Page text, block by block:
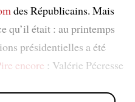
des Républicains. Mais
qu’il était : au printemps
présidentielles a été
encore : Valérie Pécresse